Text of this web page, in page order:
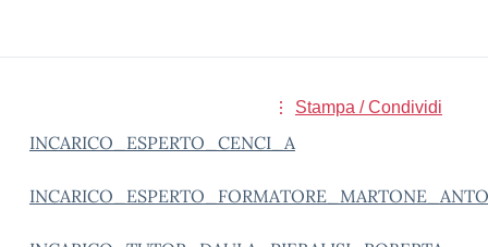
Stampa / Condividi
INCARICO_ESPERTO_CENCI_A